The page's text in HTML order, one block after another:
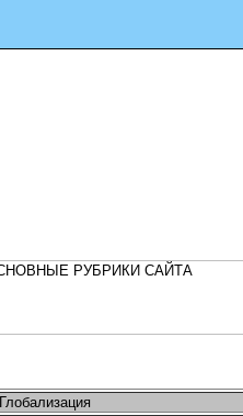
Глобализация